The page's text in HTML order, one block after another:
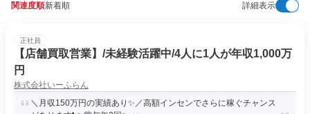
関連度順新着順 詳細表示
正社員
【店舗買取営業】/未経験活躍中/4人に1人が年収1,000万
円
株式会社いーふらん
＼月収150万円の実績あり✨／高額インセンでさらに稼ぐチャンス